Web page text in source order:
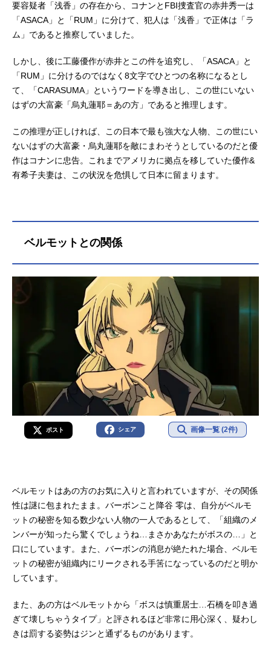
要容疑者「浅香」の存在から、コナンとFBI捜査官の赤井秀一は
「ASACA」と「RUM」に分けて、犯人は「浅香」で正体は「ラ
ム」であると推察していました。
しかし、後に工藤優作が赤井とこの件を追究し、「ASACA」と
「RUM」に分けるのではなく8文字でひとつの名称になるとし
て、「CARASUMA」というワードを導き出し、この世にいない
はずの大富豪「烏丸蓮耶＝あの方」であると推理します。
この推理が正しければ、この日本で最も強大な人物、この世にい
ないはずの大富豪・烏丸蓮耶を敵にまわそうとしているのだと優
作はコナンに忠告。これまでアメリカに拠点を移していた優作&
有希子夫妻は、この状況を危惧して日本に留まります。
ベルモットとの関係
ポスト シェア 画像一覧 (2件)
ベルモットはあの方のお気に入りと言われていますが、その関係
性は謎に包まれたまま。バーボンこと降谷 零は、自分がベルモ
ットの秘密を知る数少ない人物の一人であるとして、「組織のメ
ンバーが知ったら驚くでしょうね…まさかあなたがボスの…」と
口にしています。また、バーボンの消息が絶たれた場合、ベルモ
ットの秘密が組織内にリークされる手筈になっているのだと明か
しています。
また、あの方はベルモットから「ボスは慎重居士…石橋を叩き過
ぎて壊しちゃうタイプ」と評されるほど非常に用心深く、疑わし
きは罰する姿勢はジンと通ずるものがあります。